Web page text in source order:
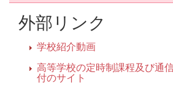
外部リンク
学校紹介動画
高等学校の定時制課程及び通
付のサイト